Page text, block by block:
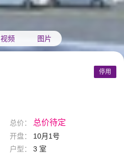
视频 图片
停用
总价： 总价待定
开盘：
10月1号
户型：
3 室